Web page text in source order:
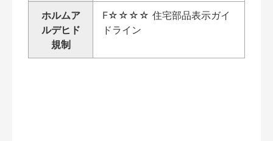
ホルムア
ルデヒド
規制
F☆☆☆☆ 住宅部品表示ガイ
ドライン